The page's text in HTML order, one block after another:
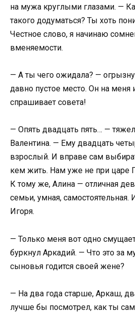
на мужа круглыми глазами. —
такого додуматься? Ты хоть
Честное слово, я начинаю
вменяемости.
— А ты чего ожидала? —
давно пустое место. Он на меня
спрашивает совета!
— Опять двадцать пять… —
Валентина. — Ему двадцать
взрослый. И вправе сам
кем жить. Нам уже не при царе
К тому же, Алина — отличная
семьи, умная, самостоятельная.
Игоря.
— Только меня вот одно
буркнул Аркадий. — Что это за
сыновья годится своей жене?
— На два года старше, Аркаш,
лучше бы посмотрел, как ты